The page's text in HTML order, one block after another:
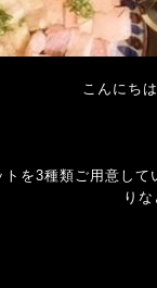
こんにち
を3種類ご用意し
り